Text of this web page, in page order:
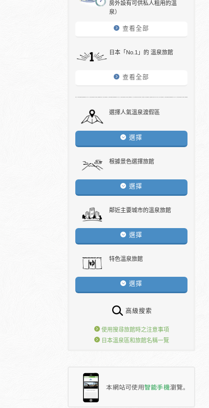
房外設有可供私人租用的溫
泉）
查看全部
日本「No.1」的 溫泉旅館
查看全部
選擇人氣溫泉渡假區
選擇
根據景色選擇旅館
選擇
鄰近主要城市的溫泉旅館
選擇
特色溫泉旅館
選擇
高級搜索
使用搜尋旅館時之注意事項
日本溫泉區和旅館名稱一覽